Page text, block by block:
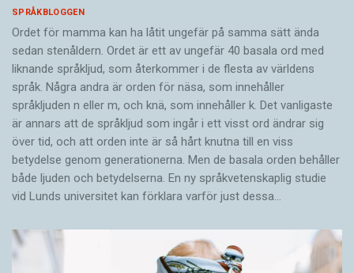
SPRÅKBLOGGEN
Ordet för mamma kan ha låtit ungefär på samma sätt ända
sedan stenåldern. Ordet är ett av ungefär 40 basala ord med
liknande språkljud, som återkommer i de flesta av världens
språk. Några andra är orden för näsa, som innehåller
språkljuden n eller m, och knä, som innehåller k. Det vanligaste
är annars att de språkljud som ingår i ett visst ord ändrar sig
över tid, och att orden inte är så hårt knutna till en viss
betydelse genom generationerna. Men de basala orden behåller
både ljuden och betydelserna. En ny språkvetenskaplig studie
vid Lunds universitet kan förklara varför just dessa…